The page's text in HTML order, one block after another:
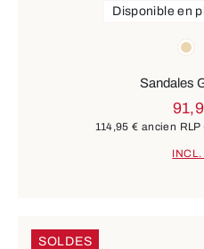
Disponible en
Sandales
114,95 € ancien RLP
INCL.
SOLDES